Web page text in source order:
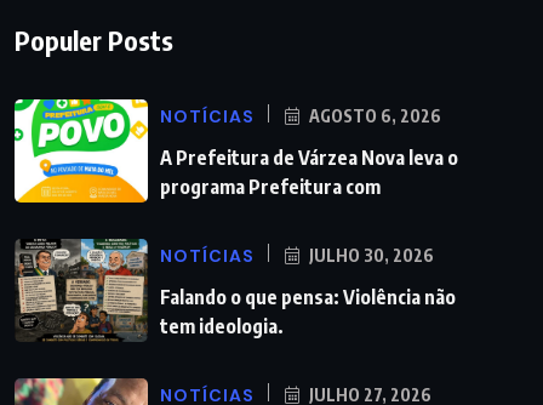
Populer Posts
NOTÍCIAS AGOSTO 6, 2026
A Prefeitura de Várzea Nova leva o
programa Prefeitura com
NOTÍCIAS JULHO 30, 2026
Falando o que pensa: Violência não
tem ideologia.
NOTÍCIAS JULHO 27, 2026